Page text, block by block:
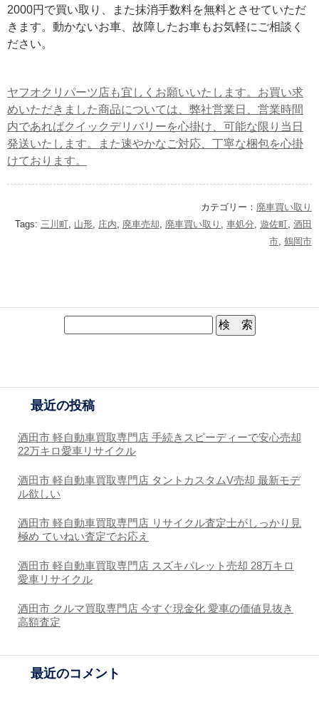
2000円で買い取り、また抹消手数料を無料とさせていただ
きます。動かないお車、故障したお車もお気軽にご相談く
ださい。
ヤフオクリパーツ店も宜しくお願いいたします。お買い求
めいただきました商品については、弊社営業日、営業時間
内であればクイックデリバリーを心掛け、可能な限り当日
発送いたします。また速やかなご対応、丁寧な梱包を心掛
けております。
カテゴリー： 廃車買い取り
Tags: 三川町 山形 庄内 廃車売却 廃車買い取り 車処分 遊佐町 酒田
市 鶴岡市
最近の投稿
酒田市 軽自動車買取専門店 手続きスピーディーで安心売却
22万キロ愛車リサイクル
酒田市 軽自動車買取専門店 タントカスタムV売却 最新モデ
ル欲しい
酒田市 軽自動車買取専門店 リサイクル査定士がしっかり見
極め ていねい査定でお応え
酒田市 軽自動車買取専門店 スズキパレット売却 28万キロ
愛車リサイクル
酒田市 クルマ買取専門店 今すぐ現金化 愛車の価値見抜き
高額査定
最近のコメント